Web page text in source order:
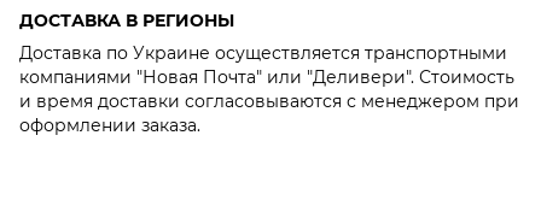
ДОСТАВКА В РЕГИОНЫ
Доставка по Украине осуществляется транспортными
компаниями "Новая Почта" или "Деливери". Стоимость
и время доставки согласовываются с менеджером при
оформлении заказа.